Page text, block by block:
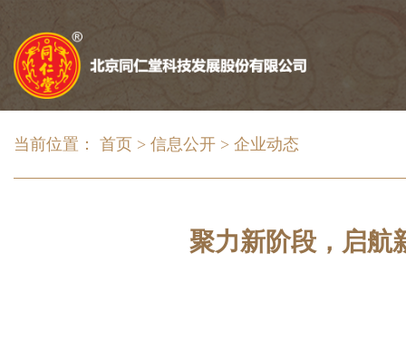
当前位置： 首页 > 信息公开 > 企业动态
聚力新阶段，启航